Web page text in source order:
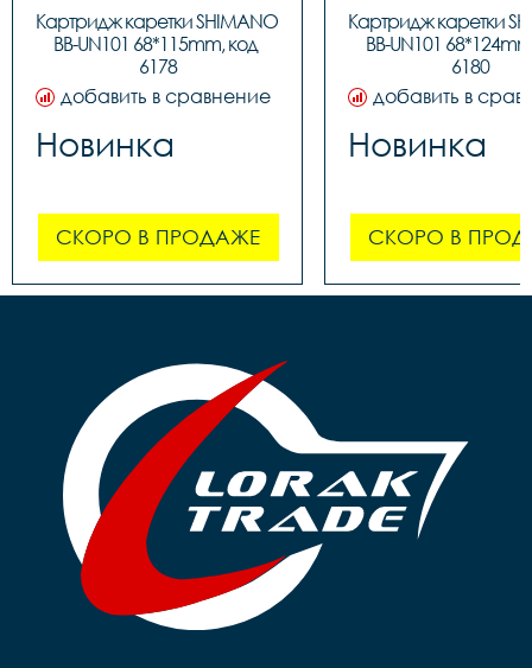
Картридж каретки SHIMANO
BB-UN101 68*115mm, код
6178
добавить в сравнение
Новинка
СКОРО В ПРОДАЖЕ
Картридж каретки
BB-UN101
6180
добавить в
Новинка
СКОРО В